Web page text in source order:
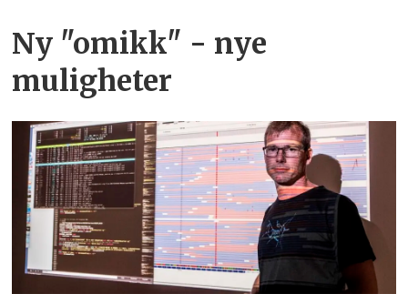
Ny "omikk" - nye
muligheter